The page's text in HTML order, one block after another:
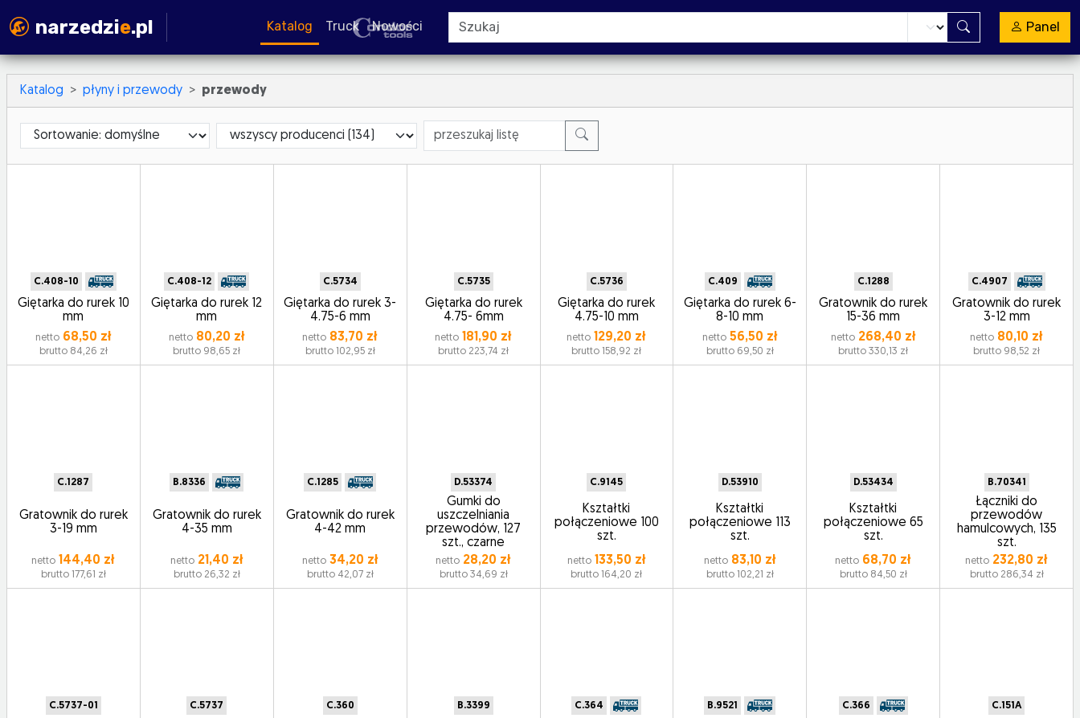
narzedzie.pl Katalog Truck Nowości Panel
Katalog płyny i przewody przewody
Sortowanie ProducerId
C.408-10
Giętarka do rurek 10
mm
netto68,50 zł
brutto 84,26 zł
C.408-12
Giętarka do rurek 12
mm
netto80,20 zł
brutto 98,65 zł
C.5734
Giętarka do rurek 3-
4.75-6 mm
netto 83,70 zł
brutto 102,95 zł
C.5735
Giętarka do rurek
4.75- 6mm
netto 181,90 zł
brutto 223,74 zł
C.5736
Giętarka do rurek
4.75-10 mm
netto 129,20 zł
brutto 158,92 zł
C.409
Giętarka do rurek 6-
8-10 mm
netto56,50 zł
brutto 69,50 zł
C.1288
Gratownik do rurek
15-36 mm
netto268,40 zł
brutto 330,13 zł
C.4907
Gratownik do rurek
3-12 mm
netto 80,10 zł
brutto 98,52 zł
C.1287
Gratownik do rurek
3-19 mm
netto 144,40 zł
brutto 177,61 zł
B.8336
Gratownik do rurek
4-35 mm
netto21,40 zł
brutto 26,32 zł
C.1285
Gratownik do rurek
4-42 mm
netto34,20 zł
brutto 42,07 zł
D.53374
Gumki do
uszczelniania
przewodów, 127
szt., czarne
netto 28,20 zł
brutto 34,69 zł
C.9145
Kształtki
połączeniowe 100
szt.
netto133,50 zł
brutto 164,20 zł
D.53910
Kształtki
połączeniowe 113
szt.
netto83,10 zł
brutto 102,21 zł
D.53434
Kształtki
połączeniowe 65
szt.
netto 68,70 zł
brutto 84,50 zł
B.70341
Łączniki do
przewodów
hamulcowych, 135
szt.
netto 232,80 zł
brutto 286,34 zł
C.5737-01 C.5737 C.360 B.3399 C.364 B.9521 C.366 C.151A